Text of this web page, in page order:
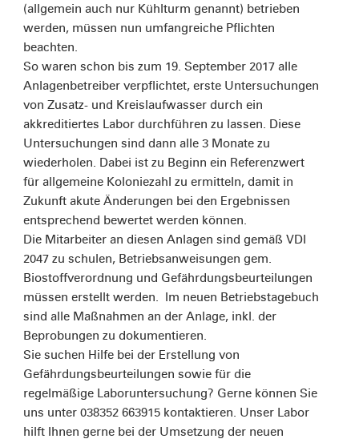
(allgemein auch nur Kühlturm genannt) betrieben
werden, müssen nun umfangreiche Pflichten
beachten.
So waren schon bis zum 19. September 2017 alle
Anlagenbetreiber verpflichtet, erste Untersuchungen
von Zusatz- und Kreislaufwasser durch ein
akkreditiertes Labor durchführen zu lassen. Diese
Untersuchungen sind dann alle 3 Monate zu
wiederholen. Dabei ist zu Beginn ein Referenzwert
für allgemeine Koloniezahl zu ermitteln, damit in
Zukunft akute Änderungen bei den Ergebnissen
entsprechend bewertet werden können.
Die Mitarbeiter an diesen Anlagen sind gemäß VDI
2047 zu schulen, Betriebsanweisungen gem.
Biostoffverordnung und Gefährdungsbeurteilungen
müssen erstellt werden. Im neuen Betriebstagebuch
sind alle Maßnahmen an der Anlage, inkl. der
Beprobungen zu dokumentieren.
Sie suchen Hilfe bei der Erstellung von
Gefährdungsbeurteilungen sowie für die
regelmäßige Laboruntersuchung? Gerne können Sie
uns unter 038352 663915 kontaktieren. Unser Labor
hilft Ihnen gerne bei der Umsetzung der neuen